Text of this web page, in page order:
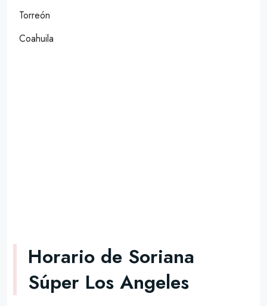
Torreón
Coahuila
Horario de Soriana
Súper Los Angeles